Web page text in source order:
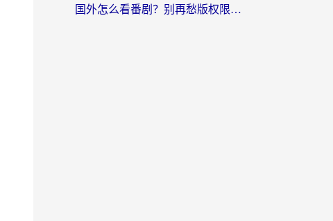
国外怎么看番剧？别再愁版权限制！一个工具解决所有回国追剧难题